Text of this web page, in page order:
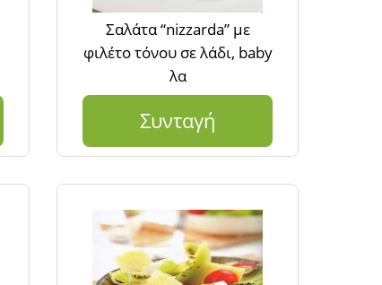
Σαλάτα “nizzarda” με
φιλέτο τόνου σε λάδι, baby
λα
Συνταγή